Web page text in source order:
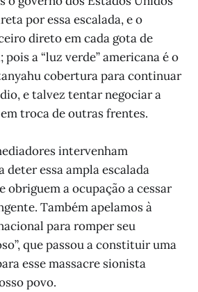
por essa escalada, e o
direto em cada gota de
pois a “luz verde” americana é o
cobertura para continuar
e talvez tentar negociar a
troca de outras frentes.
intervenham
deter essa ampla escalada
obriguem a ocupação a cessar
Também apelamos à
para romper seu
que passou a constituir uma
esse massacre sionista
povo.